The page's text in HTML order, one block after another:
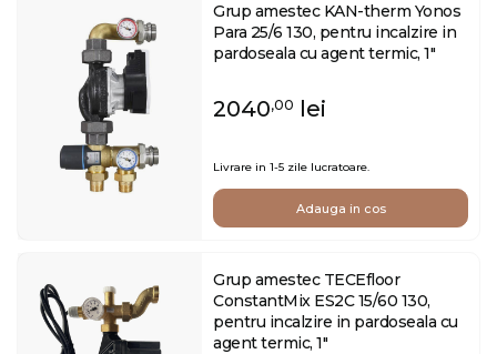
Grup amestec KAN-therm Yonos
Para 25/6 130, pentru incalzire in
pardoseala cu agent termic, 1"
2040,00 lei
Livrare in 1-5 zile lucratoare.
Adauga in cos
Grup amestec TECEfloor
ConstantMix ES2C 15/60 130,
pentru incalzire in pardoseala cu
agent termic, 1"